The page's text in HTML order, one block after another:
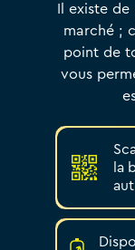
Il existe de
marché ;
point de
vous
la